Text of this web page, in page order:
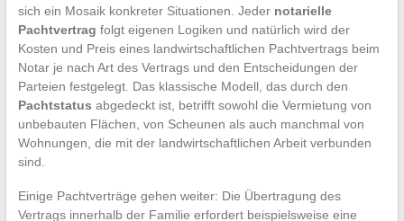
sich ein Mosaik konkreter Situationen. Jeder notarielle
Pachtvertrag folgt eigenen Logiken und natürlich wird der
Kosten und Preis eines landwirtschaftlichen Pachtvertrags beim
Notar je nach Art des Vertrags und den Entscheidungen der
Parteien festgelegt. Das klassische Modell, das durch den
Pachtstatus abgedeckt ist, betrifft sowohl die Vermietung von
unbebauten Flächen, von Scheunen als auch manchmal von
Wohnungen, die mit der landwirtschaftlichen Arbeit verbunden
sind.
Einige Pachtverträge gehen weiter: Die Übertragung des
Vertrags innerhalb der Familie erfordert beispielsweise eine